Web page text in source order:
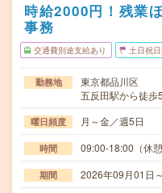
時給2000円！残業
事務
交通費別途支給あり 土日祝
勤務地
東京都品川区
五反田駅から徒
曜日頻度 月～金／週5日
時間 09:00-18:00（休
期間 2026年09月01日